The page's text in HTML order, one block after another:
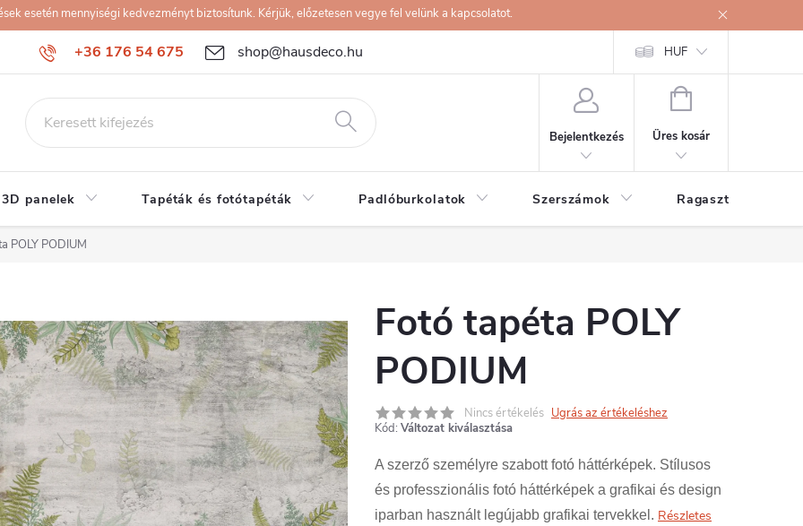
esetén mennyiségi kedvezményt biztosítunk. Kérjük, előzetesen vegye fel velünk a kapcsolatot.
+36 176 54 675 shop@hausdeco.hu HUF
Bejelentkezés
KOSÁR
Üres kosár
panelek Tapéták és fotótapéták Padlóburkolatok Szerszámok Ragasztók
POLY PODIUM
Fotó tapéta POLY
PODIUM
Nincs értékelés Ugrás az értékeléshez
Kód: Változat kiválasztása
A szerző személyre szabott fotó háttérképek. Stílusos
és professzionális fotó háttérképek a grafikai és design
iparban használt legújabb grafikai tervekkel. Részletes